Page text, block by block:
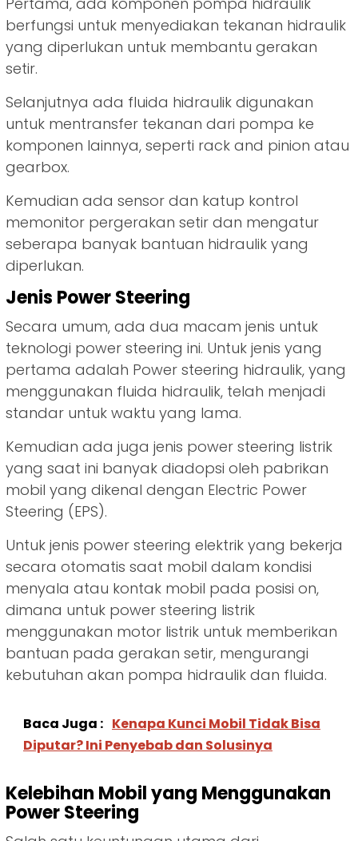
berfungsi untuk menyediakan tekanan hidraulik
yang diperlukan untuk membantu gerakan
setir.
Selanjutnya ada fluida hidraulik digunakan
untuk mentransfer tekanan dari pompa ke
komponen lainnya, seperti rack and pinion atau
gearbox.
Kemudian ada sensor dan katup kontrol
memonitor pergerakan setir dan mengatur
seberapa banyak bantuan hidraulik yang
diperlukan.
Jenis Power Steering
Secara umum, ada dua macam jenis untuk
teknologi power steering ini. Untuk jenis yang
pertama adalah Power steering hidraulik, yang
menggunakan fluida hidraulik, telah menjadi
standar untuk waktu yang lama.
Kemudian ada juga jenis power steering listrik
yang saat ini banyak diadopsi oleh pabrikan
mobil yang dikenal dengan Electric Power
Steering (EPS).
Untuk jenis power steering elektrik yang bekerja
secara otomatis saat mobil dalam kondisi
menyala atau kontak mobil pada posisi on,
dimana untuk power steering listrik
menggunakan motor listrik untuk memberikan
bantuan pada gerakan setir, mengurangi
kebutuhan akan pompa hidraulik dan fluida.
Baca Juga : Kenapa Kunci Mobil Tidak Bisa
Diputar? Ini Penyebab dan Solusinya
Kelebihan Mobil yang Menggunakan
Power Steering